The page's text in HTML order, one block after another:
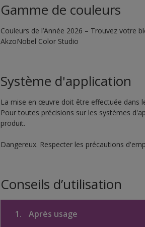
Gamme de couleurs
Couleurs de l’Année 2026 – Trouvez votre
AkzoNobel Color Studio
Système d'application
La mise en œuvre doit être effectuée dans
Pour toutes précisions sur les systèmes
produit.
Dangereux. Respecter les précautions
Conseils d’utilisation
1. Après usage